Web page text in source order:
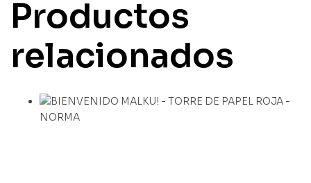
Productos
relacionados